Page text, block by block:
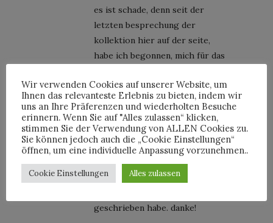
es ist schade, denn seit der
letzten besprechung der
kollektion hier auf der seite,
habe ich begonnen, mich für das
die sachen viel besser, als die,
die er für dior gemacht hat und
ich finde sie um längen besser,
als das, was gerade für dior
gemacht wird. vielleicht macht
er ja bald LV.
das waren jetzt superintensive
geschrieben habe. danke!
Wir verwenden Cookies auf unserer Website, um
Ihnen das relevanteste Erlebnis zu bieten, indem wir
uns an Ihre Präferenzen und wiederholten Besuche
erinnern. Wenn Sie auf "Alles zulassen“ klicken,
stimmen Sie der Verwendung von ALLEN Cookies zu.
Sie können jedoch auch die „Cookie Einstellungen“
öffnen, um eine individuelle Anpassung vorzunehmen..
Cookie Einstellungen Alles zulassen